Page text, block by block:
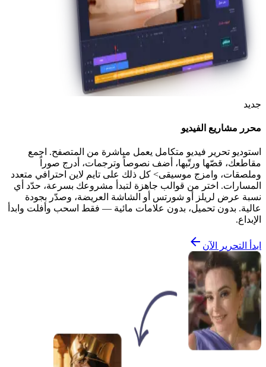
جديد
محرر مشاريع الفيديو
استوديو تحرير فيديو متكامل يعمل مباشرة من المتصفح. اجمع
مقاطعك، قصّها ورتّبها، أضف نصوصاً وترجمات، أدرج صوراً
وملصقات، وامزج موسيقى> كل ذلك على تايم لاين احترافي متعدد
المسارات. اختر من قوالب جاهزة لتبدأ مشروعك بسرعة، حدّد أي
نسبة عرض لريلز أو شورتس أو الشاشة العريضة، وصدّر بجودة
عالية. بدون تحميل، بدون علامات مائية — فقط اسحب وأفلت وابدأ
الإبداع.
ابدأ التحرير الآن